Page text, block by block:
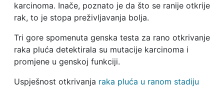
karcinoma. Inače, poznato je da što se ranije otkrije
rak, to je stopa preživljavanja bolja.
Tri gore spomenuta genska testa za rano otkrivanje
raka pluća detektirala su mutacije karcinoma i
promjene u genskoj funkciji.
Uspješnost otkrivanja raka pluća u ranom stadiju